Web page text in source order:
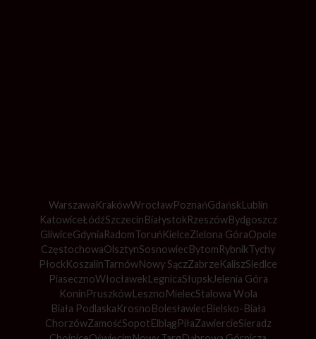
WarszawaKrakówWrocławPoznańGdańskLublin
KatowiceŁódźSzczecinBiałystokRzeszówBydgoszcz
GliwiceGdyniaRadomToruńKielceZielona GóraOpole
CzęstochowaOlsztynSosnowiecBytomRybnikTychy
PłockKoszalinTarnówNowy SączZabrzeKaliszSiedlce
PiasecznoWłocławekLegnicaSłupsk Jelenia Góra
KoninPruszkówLesznoMielecStalowa Wola
Biała PodlaskaKrosnoBolesławiecBielsko-Biała
ChorzówZamośćSopotElblągPiłaZawiercieSieradz